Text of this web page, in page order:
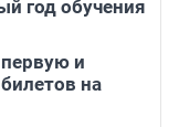
год обучения
и
на